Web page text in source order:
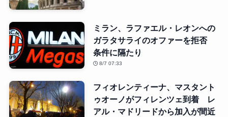
ミラン、ラファエル・レオンへの
ガラタサライのオファーを拒否
条件に隔たり
8/7 07:33
フィオレンティーナ、マスタント
ゥオーノがフィレンツェ到着 レ
アル・マドリードから加入が間近